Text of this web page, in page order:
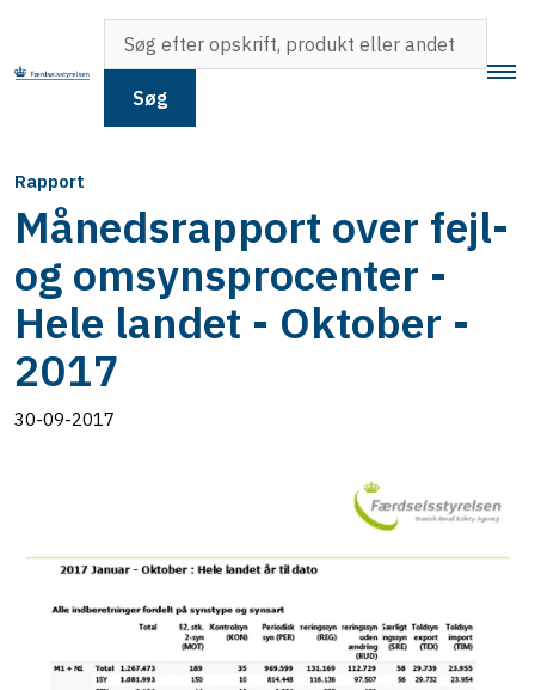
Søg
Rapport
Månedsrapport over fejl-
og omsynsprocenter -
Hele landet - Oktober -
2017
30-09-2017